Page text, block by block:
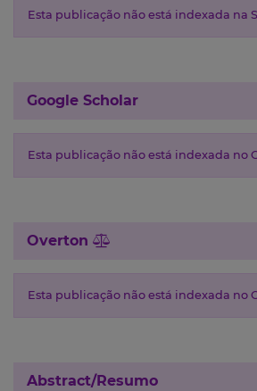
Esta publicação não está indexada na
Google Scholar
Esta publicação não está indexada no
Overton
Esta publicação não está indexada no
Abstract/Resumo